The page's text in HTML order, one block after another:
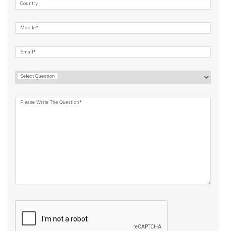
Country
Mobile*
Email*
Select Question
Please Write The Question*